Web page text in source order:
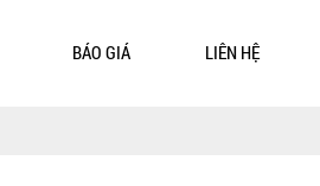
BÁO GIÁ LIÊN HỆ